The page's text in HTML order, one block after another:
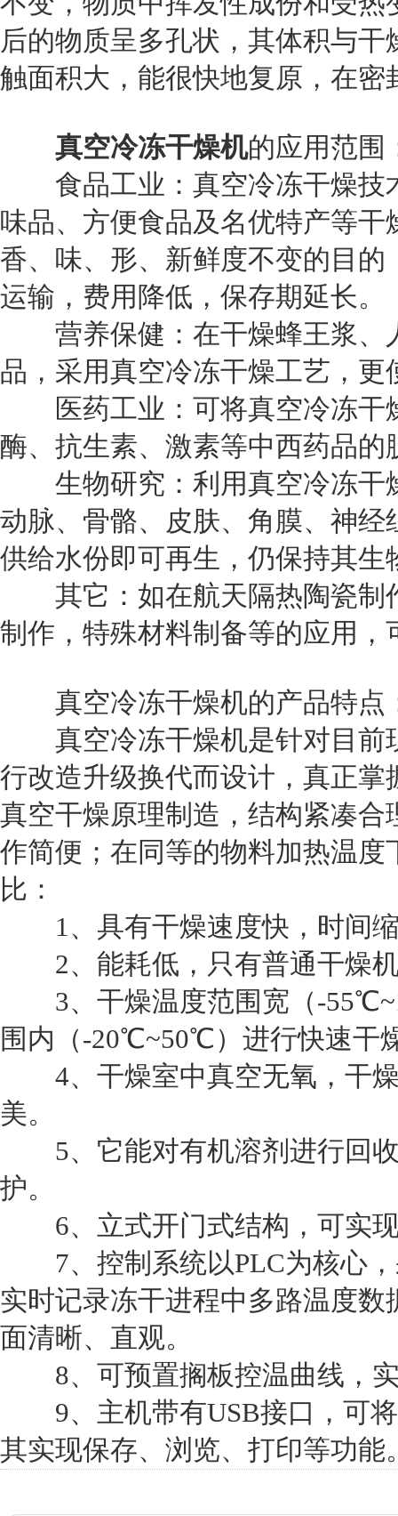
后的物质呈多孔状，其体积与
触面积大，能很快地复原，在
真空冷冻干燥机的应用范围
食品工业：真空冷冻干燥技
味品、方便食品及名优特产等
香、味、形、新鲜度不变的目
运输，费用降低，保存期延长。
营养保健：在干燥蜂王浆、
品，采用真空冷冻干燥工艺，
医药工业：可将真空冷冻干
酶、抗生素、激素等中西药品的
生物研究：利用真空冷冻干
动脉、骨骼、皮肤、角膜、神
供给水份即可再生，仍保持其生
其它：如在航天隔热陶瓷制
制作，特殊材料制备等的应用
真空冷冻干燥机的产品特点
真空冷冻干燥机是针对目前
行改造升级换代而设计，真正
真空干燥原理制造，结构紧凑
作简便；在同等的物料加热温
比：
1、具有干燥速度快，时间缩
2、能耗低，只有普通干燥机
3、干燥温度范围宽（-
围内（-20℃~50℃）进行快速干
4、干燥室中真空无氧，干燥
美。
5、它能对有机溶剂进行回收
护。
6、立式开门式结构，可实现
7、控制系统以PLC为核心，
实时记录冻干进程中多路温度
面清晰、直观。
8、可预置搁板控温曲线，实
9、主机带有USB接口，可将
其实现保存、浏览、打印等功能